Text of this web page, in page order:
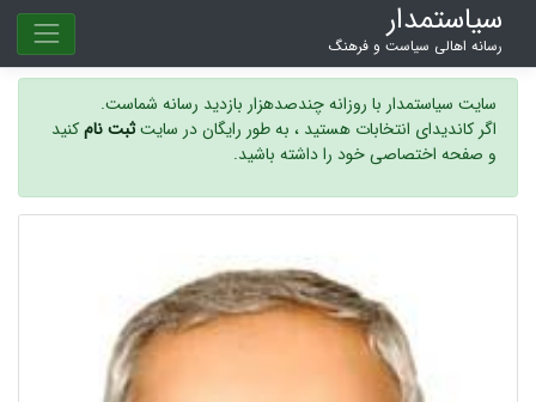
سیاستمدار
رسانه اهالی سیاست و فرهنگ
سایت سیاستمدار با روزانه چندصدهزار بازدید رسانه شماست.
اگر کاندیدای انتخابات هستید ، به طور رایگان در سایتثبت نامکنید
و صفحه اختصاصی خود را داشته باشید.